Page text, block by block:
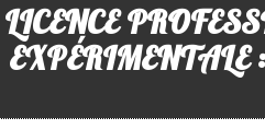
LICENCE